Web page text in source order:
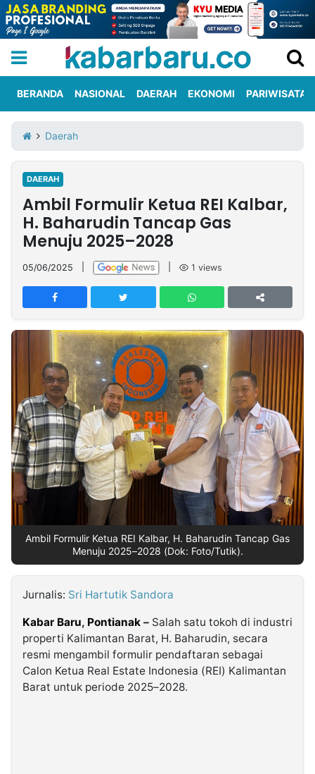
Iklan
Berita
Kami
Nasional
International
Olahraga
Entertainment
Daerah
Pariwisata
Kuliner
Kolom
Network
PT
TREETAN
INDONESIA
Partner
Insight
NTB
Suara
Time
Lens
IDN
Daily
Jogja
Jalan
Rakyat
Idealita
News
Kita
Notice
Dinamikapost.com
Radar
Baru
Seedbacklink
Follow
Kabarbaru
Kabarbaru.co
2026
BERANDA NASIONAL DAERAH EKONOMI PARIWISATA
Daerah
DAERAH
Ambil Formulir Ketua REI Kalbar,
H. Baharudin Tancap Gas
Menuju 2025–2028
05/06/2025 1 views
Ambil Formulir Ketua REI Kalbar, H. Baharudin Tancap Gas
Menuju 2025–2028 (Dok: Foto/Tutik).
Jurnalis: Sri Hartutik Sandora
Kabar Baru, Pontianak – Salah satu tokoh di industri
properti Kalimantan Barat, H. Baharudin, secara
resmi mengambil formulir pendaftaran sebagai
Calon Ketua Real Estate Indonesia (REI) Kalimantan
Barat untuk periode 2025–2028.